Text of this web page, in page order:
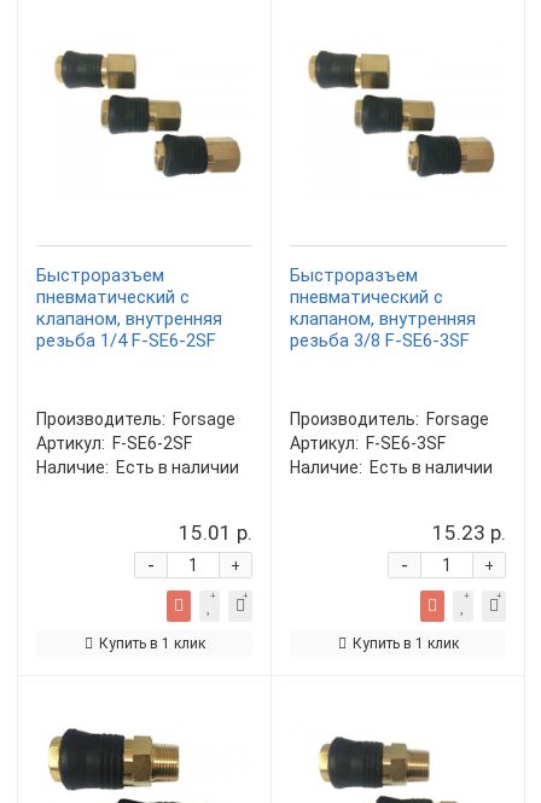
Быстроразъем
пневматический с
клапаном, внутренняя
резьба 1/4 F-SE6-2SF
Производитель: Forsage
Артикул: F-SE6-2SF
Наличие: Есть в наличии
15.01 р.
+
-
Купить в 1 клик
Быстроразъем
пневматический с
клапаном, внутренняя
резьба 3/8 F-SE6-3SF
Производитель: Forsage
Артикул: F-SE6-3SF
Наличие: Есть в наличии
15.23 р.
+
-
Купить в 1 клик